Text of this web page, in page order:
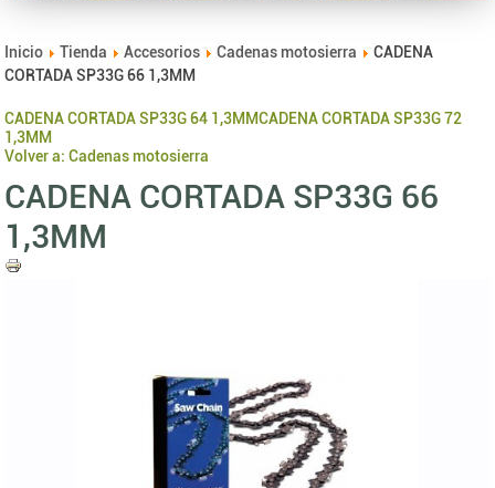
Inicio Tienda Accesorios Cadenas motosierra
CADENA
CORTADA SP33G 66 1,3MM
CADENA CORTADA SP33G 64 1,3MMCADENA CORTADA SP33G 72
1,3MM
Volver a: Cadenas motosierra
CADENA CORTADA SP33G 66
1,3MM